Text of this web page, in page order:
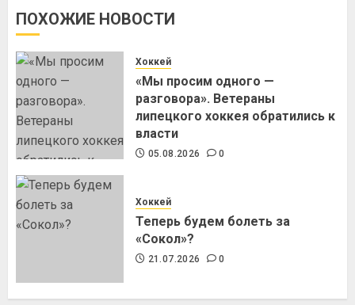
ПОХОЖИЕ НОВОСТИ
Хоккей
«Мы просим одного —
разговора». Ветераны
липецкого хоккея обратились к
власти
05.08.2026 0
Хоккей
Теперь будем болеть за
«Сокол»?
21.07.2026 0